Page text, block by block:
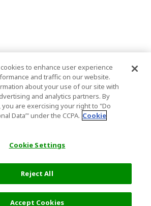
to enhance user experience
and traffic on our website.
about your use of our site with
and analytics partners. By
you are exercising your right to "Do
Data’" under the CCPA. Cookie
Cookie Settings
Reject All
Accept Cookies